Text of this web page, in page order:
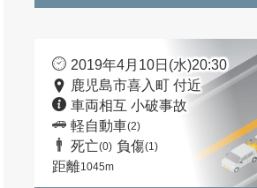
2019年4月10日(水)20:30
鹿児島市喜入町 付近
車両相互 小破事故
軽自動車(2)
死亡(0) 負傷(1)
距離1045m